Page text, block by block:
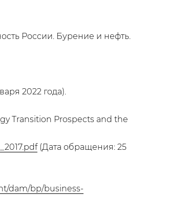
России. Бурение и нефть.
2022 года).
Transition Prospects and the
(Дата обращения: 25
dam/bp/business-